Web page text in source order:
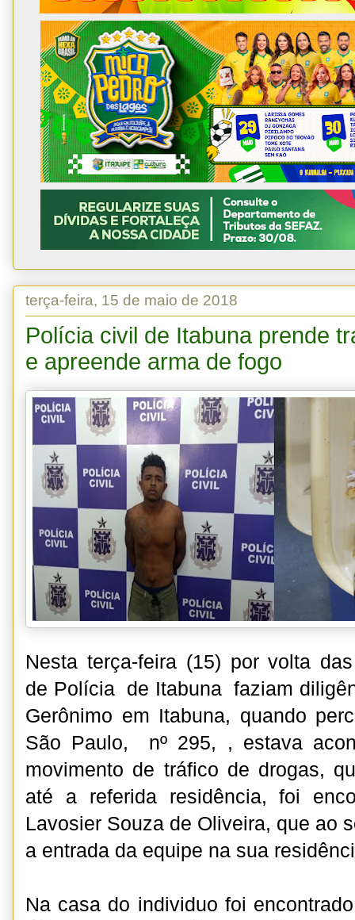
terça-feira, 15 de maio de 2018
Polícia civil de Itabuna prende
e apreende arma de fogo
Nesta terça-feira (15) por volta
de Polícia de Itabuna faziam
Gerônimo em Itabuna, quando
São Paulo, nº 295, , estava
movimento de tráfico de drogas,
até a referida residência, foi
Lavosier Souza de Oliveira, que ao
a entrada da equipe na sua
Na casa do individuo foi